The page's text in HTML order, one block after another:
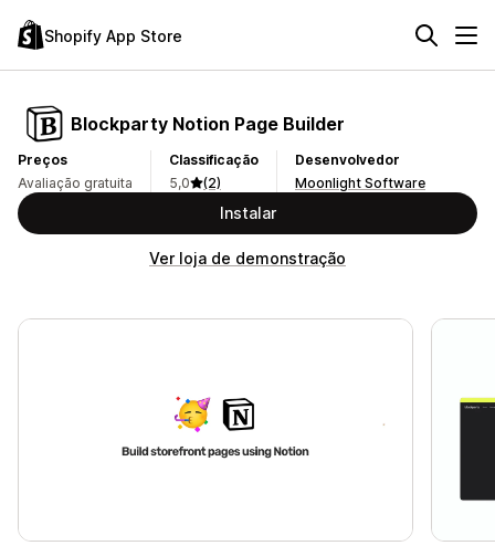
Shopify App Store
Blockparty Notion Page Builder
Preços
Avaliação gratuita
Classificação
5,0
(2)
Desenvolvedor
Moonlight Software
Instalar
Ver loja de demonstração